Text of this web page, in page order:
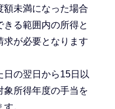
額未満になった場合
る範囲内の所得と
求が必要となります
の翌日から15日以
象所得年度の手当を